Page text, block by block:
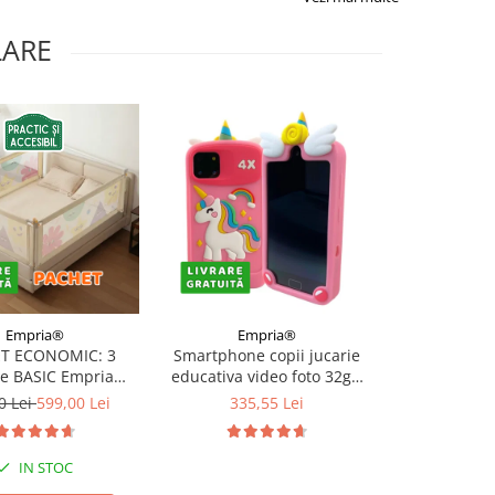
Empria®
ECONOMIC: 3
BASIC Empria
pat 180X200 cm +
Lei599,00 Lei
IN STOC
Empria®
Smartphone copii jucarie
educativa video foto 32gb
TF card rezolutie 480*800
335,55 Lei